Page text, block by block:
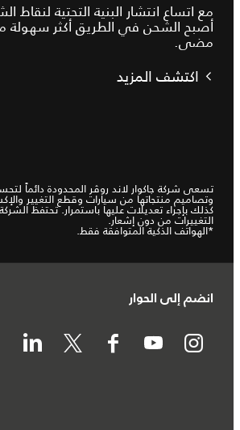
مع اتساع انتشار البنية التحتية لنقاط
أصبح الشحن في الطريق أكثر
مضى.
اكتشف المزيد
تسعى شركة جاكوار لاند روڤر المحدودة دائماً
وتصاميم منتجاتها من سيارات وقطع التغيير
كذلك بإجراء تعديلات عليها باستمرار. تحتفظ
التغييرات من دون إشعار.
*الهواتف الذكية المتوافقة فقط.
انضم إلى الحوار